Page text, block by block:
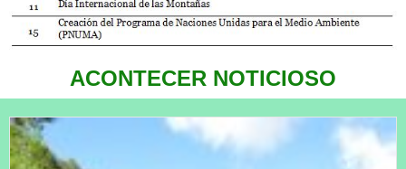
ACONTECER NOTICIOSO